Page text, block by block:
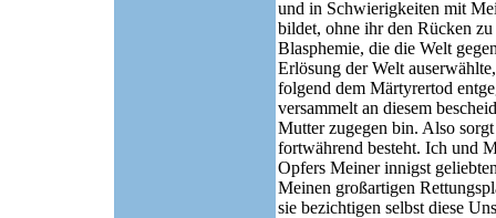
und in Schwierigkeiten mit
bildet, ohne ihr den Rücken
Blasphemie, die die Welt
Erlösung der Welt
folgend dem Märtyrertod
versammelt an diesem
Mutter zugegen bin. Also
fortwährend besteht. Ich und
Opfers Meiner innigst
Meinen großartigen
sie bezichtigen selbst diese